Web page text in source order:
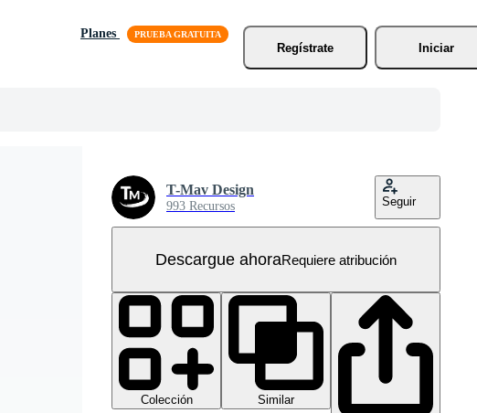
Planes
Regístrate
Iniciar
T-Mav Design
993 Recursos Seguir
Descargue ahoraRequiere atribución
Colección
Similar